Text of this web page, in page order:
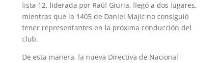
lista 12, liderada por Raúl Giuria, llegó a dos lugares,
mientras que la 1405 de Daniel Majic no consiguió
tener representantes en la próxima conducción del
club.
De esta manera, la nueva Directiva de Nacional